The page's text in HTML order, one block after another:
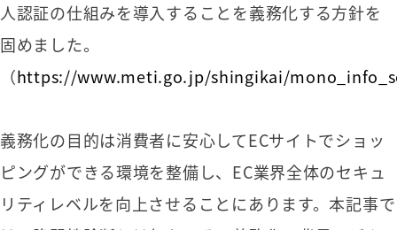
人認証の仕組みを導入することを義務化する方針を
固めました。
（https://www.meti.go.jp/shingikai/
義務化の目的は消費者に安心してECサイトでショッ
ピングができる環境を整備し、EC業界全体のセキュ
リティレベルを向上させることにあります。本記事で